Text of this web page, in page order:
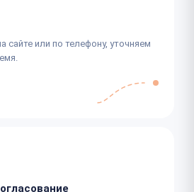
сайте или по телефону, уточняем